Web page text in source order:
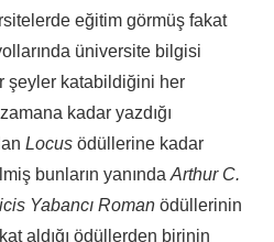
eğitim görmüş fakat
üniversite bilgisi
şeyler katabildiğini her
kadar yazdığı
Locus ödüllerine kadar
bunların yanında Arthur C.
Yabancı Roman ödüllerinin
aldığı ödüllerden birinin